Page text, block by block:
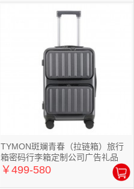
TYMON斑斓青春（拉链箱）旅行
箱密码行李箱定制公司广告礼品
￥499-580